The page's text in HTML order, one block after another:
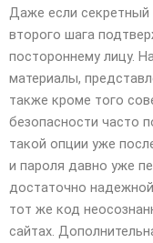
Даже если секретный
второго шага
постороннему лицу.
материалы,
также кроме того
безопасности часто
такой опции уже
и пароля давно уже
достаточно
тот же код
сайтах.